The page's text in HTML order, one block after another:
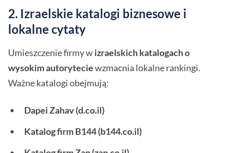
2. Izraelskie katalogi biznesowe i
lokalne cytaty
Umieszczenie firmy wizraelskich katalogach o
wysokim autoryteciewzmacnia lokalne rankingi.
Ważne katalogi obejmują:
Dapei Zahav (d.co.il)
Katalog firm B144 (b144.co.il)